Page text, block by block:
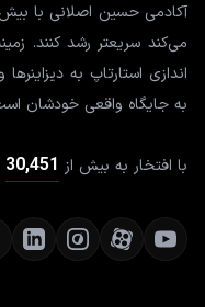
می‌کند سریعتر رشد کنند.
اندازی استارتاپ به
به جایگاه واقعی خودشان
با افتخار به بیش از 30,451